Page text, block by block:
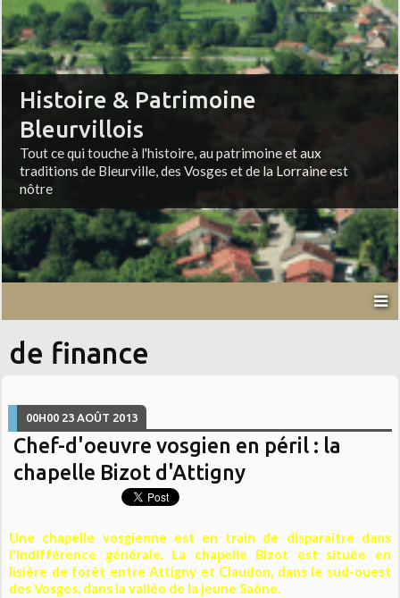
Histoire & Patrimoine
Bleurvillois
Tout ce qui touche à l'histoire, au patrimoine et aux
traditions de Bleurville, des Vosges et de la Lorraine est
nôtre
de finance
00H00 23 AOÛT 2013
Chef-d'oeuvre vosgien en péril : la
chapelle Bizot d'Attigny
Une chapelle vosgienne est en train de disparaître dans
l'indifférence générale. La chapelle Bizot est située en
lisière de forêt entre Attigny et Claudon, dans le sud-ouest
des Vosges, dans la vallée de la jeune Saône.